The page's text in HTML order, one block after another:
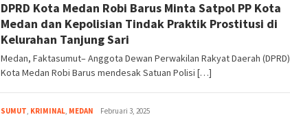
DPRD Kota Medan Robi Barus Minta Satpol PP Kota
Medan dan Kepolisian Tindak Praktik Prostitusi di
Kelurahan Tanjung Sari
Medan, Faktasumut– Anggota Dewan Perwakilan Rakyat Daerah (DPRD)
Kota Medan Robi Barus mendesak Satuan Polisi […]
SUMUT, KRIMINAL, MEDAN Faktasumut.com
Februari 3, 2025